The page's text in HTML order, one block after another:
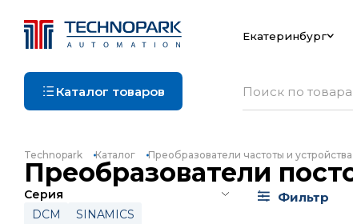
Екатеринбург
Каталог товаров
Technopark Каталог Преобразователи частоты и
Преобразователи
Серия
DCM
SINAMICS
Фильтр